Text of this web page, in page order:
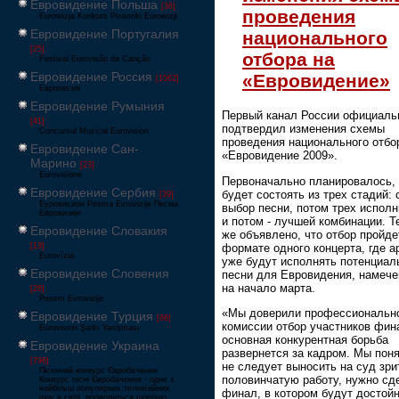
Евровидение Польша [36]
Eurowizja Konkurs Piosenki Eurowizji
Евровидение Португалия
[25]
Festival Eurovisão da Canção
Евровидение Россия [1062]
Европесня
Евровидение Румыния
[41]
Concursul Muzical Eurovision
Евровидение Сан-
Марино [23]
Eurovisione
Евровидение Сербия [39]
Еуровисион Pesma Evrovizije Песма
Евровизије
Евровидение Словакия
[13]
Eurovízia
Евровидение Словения
[26]
Pesem Evrovizije
Евровидение Турция [66]
Eurovision Şarkı Yarışması
Евровидение Украина
[796]
Пісенний конкурс Євробачення
Конкурс пісні Євробачення - одне з
найбільш популярних телевізійних
шоу в світі, проводиться щорічно,
проведения
национального
отбора на
«Евровидение»
Первый канал России
подтвердил изменения схемы
проведения национального
«Евровидение 2009».
Первоначально планировалось,
будет состоять из трех стадий:
выбор песни, потом трех
и потом - лучшей комбинации.
же объявлено, что отбор
формате одного концерта, где
уже будут исполнять
песни для Евровидения,
на начало марта.
«Мы доверили
комиссии отбор участников
основная конкурентная борьба
развернется за кадром. Мы
не следует выносить на суд
половинчатую работу, нужно
финал, в котором будут